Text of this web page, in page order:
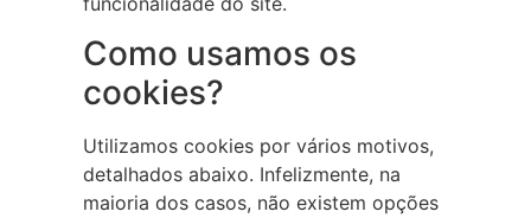
Como usamos os
cookies?
Utilizamos cookies por vários motivos,
detalhados abaixo. Infelizmente, na
maioria dos casos, não existem opções